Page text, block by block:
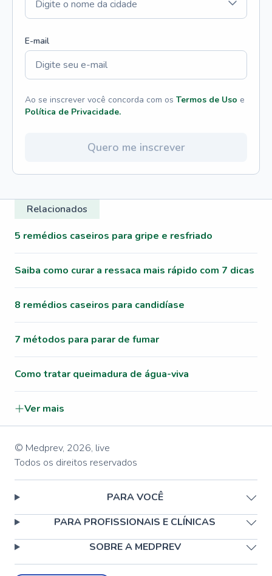
E-mail
Ao se inscrever você concorda com os Termos de Uso e
Política de Privacidade.
Quero me inscrever
Relacionados
5 remédios caseiros para gripe e resfriado
Saiba como curar a ressaca mais rápido com 7 dicas
8 remédios caseiros para candidíase
7 métodos para parar de fumar
Como tratar queimadura de água-viva
Ver mais
© Medprev, 2026, live
Todos os direitos reservados
PARA VOCÊ
PARA PROFISSIONAIS E CLÍNICAS
SOBRE A MEDPREV